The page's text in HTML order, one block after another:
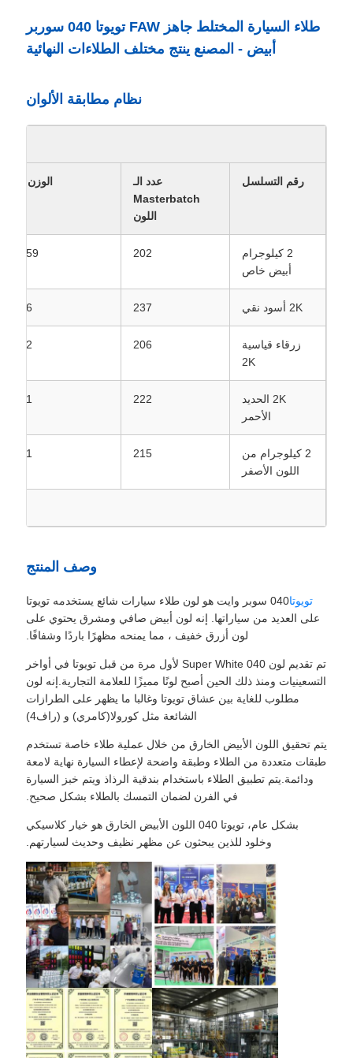
طلاء السيارة المختلط جاهز FAW تويوتا 040 سوربر
أبيض - المصنع ينتج مختلف الطلاءات النهائية
نظام مطابقة الألوان
رقم التسلسل
عدد الـ
Masterbatch
اللون
الوزن (غ)
2 كيلوجرام
أبيض خاص
202
99.59
2K أسود نقي 237
0.16
زرقاء قياسية
2K
206
0.02
2K الحديد
الأحمر
222
0.21
2 كيلوجرام من
اللون الأصفر
215
0.21
وصف المنتج
تويوتا
040 سوبر وايت هو لون طلاء سيارات شائع يستخدمه تويوتا
على العديد من سياراتها. إنه لون أبيض صافي ومشرق يحتوي على
لون أزرق خفيف ، مما يمنحه مظهرًا باردًا وشفافًا.
تم تقديم لون 040 Super White لأول مرة من قبل تويوتا في أواخر
التسعينيات ومنذ ذلك الحين أصبح لونًا مميزًا للعلامة التجارية.إنه لون
مطلوب للغاية بين عشاق تويوتا وغالبا ما يظهر على الطرازات
الشائعة مثل كورولا(كامري) و (راف4)
يتم تحقيق اللون الأبيض الخارق من خلال عملية طلاء خاصة تستخدم
طبقات متعددة من الطلاء وطبقة واضحة لإعطاء السيارة نهاية لامعة
ودائمة.يتم تطبيق الطلاء باستخدام بندقية الرذاذ ويتم خبز السيارة
في الفرن لضمان التمسك بالطلاء بشكل صحيح.
بشكل عام، تويوتا 040 اللون الأبيض الخارق هو خيار كلاسيكي
وخلود للذين يبحثون عن مظهر نظيف وحديث لسيارتهم.